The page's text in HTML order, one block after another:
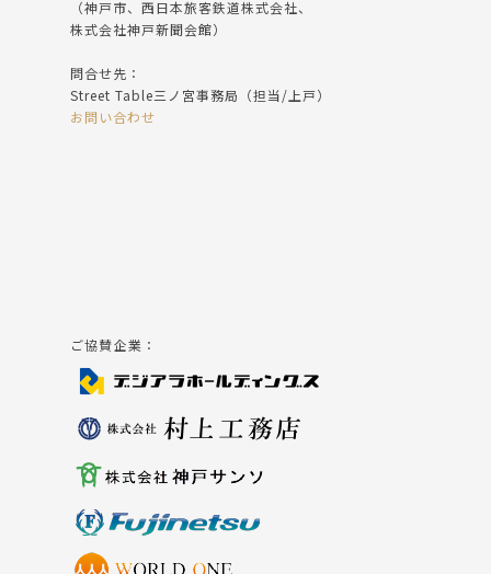
（神戸市、西日本旅客鉄道株式会社、
株式会社神戸新聞会館）
問合せ先：
Street Table三ノ宮事務局（担当/上戸）
お問い合わせ
ご協賛企業：